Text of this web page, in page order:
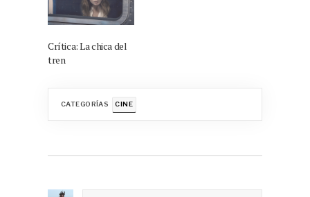
Crítica: La chica del
tren
CATEGORÍAS CINE